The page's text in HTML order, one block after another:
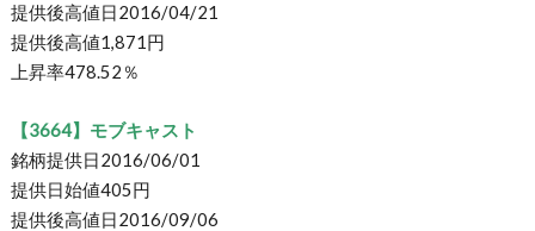
提供後高値日2016/04/21
提供後高値1,871円
上昇率478.52％
【3664】モブキャスト
銘柄提供日2016/06/01
提供日始値405円
提供後高値日2016/09/06